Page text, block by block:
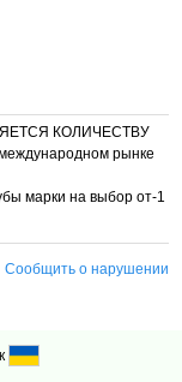
КОЛИЧЕСТВУ
рынке
марки на выбор от-1
Сообщить о нарушении